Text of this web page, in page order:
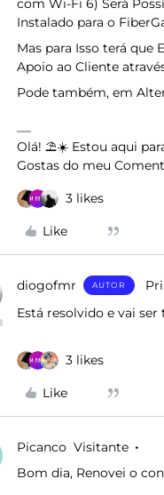
com Wi-Fi 6) Será
Instalado para o
Mas para Isso terá que
Apoio ao Cliente
Pode também, em
Olá! ⛱️☀️ Estou aqui
Gostas do meu
3 likes
Like
diogofmr AUTOR
Está resolvido e vai
3 likes
Like
Picanco Visitante
Bom dia, Renovei o